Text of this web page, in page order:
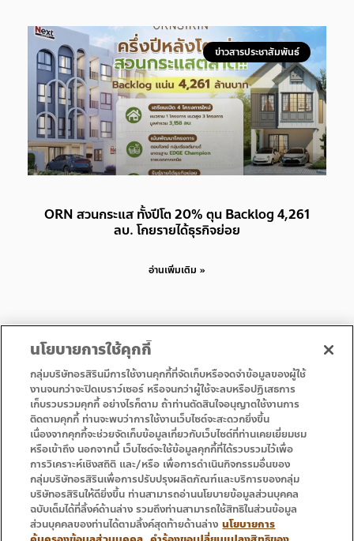
ข่าวสารประชาสัมพันธ์
ORN สวนกระแส ทั้งปีโต 20% ตุน Backlog 4,261
ลบ. โกยรายได้ธุรกิจย่อย
อ่านเพิ่มเติม »
• หน้าแรก
• โปรโมชั่น
• บริการ
• ติดต่อเรา
นโยบายการใช้คุกกี้
กลุ่มบริษัทอรสิรินมีการใช้งานคุกกี้ที่จัดเก็บหรือจดจำข้อมูลของผู้ใช้
งานจนกว่าจะปิดเบราว์เซอร์ หรือจนกว่าผู้ใช้จะลบหรือปฏิเสธการ
เก็บรวบรวมคุกกี้ อย่างไรก็ตาม ถ้าท่านตัดสินใจอนุญาตใช้งานการ
ติดตามคุกกี้ ท่านจะพบว่าการใช้งานเว็บไซต์จะสะดวกยิ่งขึ้น
เนื่องจากคุกกี้จะช่วยจัดเก็บข้อมูลเกี่ยวกับเว็บไซต์ที่ท่านเคยเยี่ยมชม
หรือเข้าถึง นอกจากนี้ เว็บไซต์จะใช้ข้อมูลคุกกี้ที่ได้รวบรวมไว้เพื่อ
การวิเคราะห์เชิงสถิติ และ/หรือ เพื่อการดำเนินกิจกรรมอื่นของ
กลุ่มบริษัทอรสิรินเพื่อการปรับปรุงผลิตภัณฑ์และบริการของกลุ่ม
บริษัทอรสิรินให้ดียิ่งขึ้น ท่านสามารถอ่านนโยบายข้อมูลส่วนบุคคล
ฉบับเต็มได้ที่ลิ้งค์ด้านล่าง รวมถึงท่านสามารถใช้สิทธิในส่วนข้อมูล
ส่วนบุคคลของท่านได้ตามลิ้งค์สุดท้ายด้านล่าง นโยบายการ